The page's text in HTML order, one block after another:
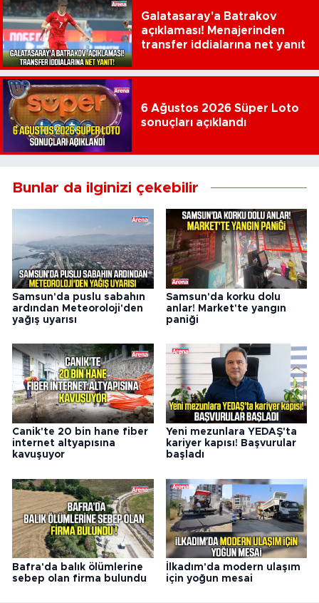
Galatasaray'a Batrakov
açıklaması! Menajerinden
transfer iddialarına net yanıt
6 Ağustos 2026 Süper Loto
sonuçları açıklandı
Bunlar da ilginizi çekebilir
Samsun'da puslu sabahın
ardından Meteoroloji'den
yağış uyarısı
Samsun'da korku dolu
anlar! Market'te yangın
paniği
Canik'te 20 bin hane fiber
internet altyapısına
kavuşuyor
Yeni mezunlara YEDAŞ'ta
kariyer kapısı! Başvurular
başladı
Bafra'da balık ölümlerine
sebep olan firma bulundu
İlkadım'da modern ulaşım
için yoğun mesai